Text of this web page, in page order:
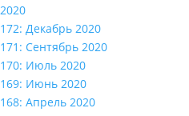
2020
172: Декабрь 2020
171: Сентябрь 2020
170: Июль 2020
169: Июнь 2020
168: Апрель 2020